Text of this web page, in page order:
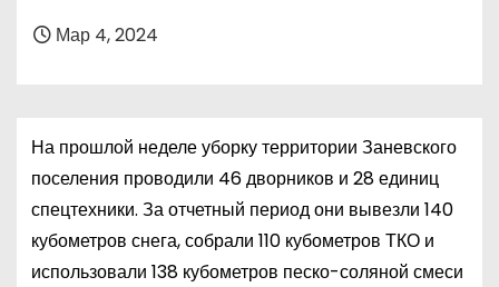
Мар 4, 2024
На прошлой неделе уборку территории Заневского
поселения проводили 46 дворников и 28 единиц
спецтехники. За отчетный период они вывезли 140
кубометров снега, собрали 110 кубометров ТКО и
использовали 138 кубометров песко-соляной смеси